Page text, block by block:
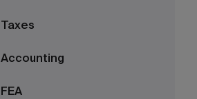
Taxes
Accounting
FEA